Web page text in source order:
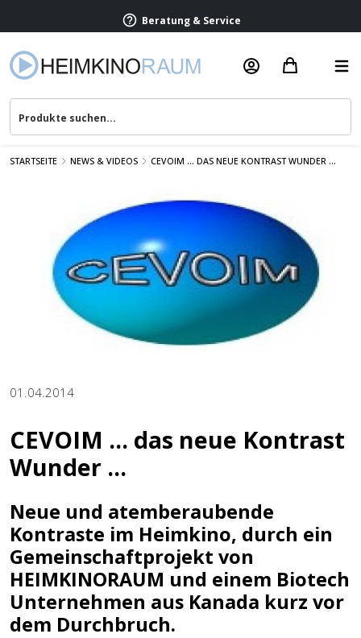
Beratung & Service
STARTSEITE NEWS & VIDEOS CEVOIM ... DAS NEUE KONTRAST WUNDER ...
01.04.2014
CEVOIM ... das neue Kontrast
Wunder ...
Neue und atemberaubende
Kontraste im Heimkino, durch ein
Gemeinschaftprojekt von
HEIMKINORAUM und einem Biotech
Unternehmen aus Kanada kurz vor
dem Durchbruch.